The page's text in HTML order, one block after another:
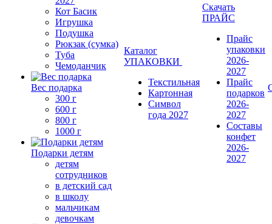
Кот Басик
Игрушка
Подушка
Рюкзак (сумка)
Туба
Чемоданчик
Вес подарка
300 г
600 г
800 г
1000 г
Подарки детям
детям
сотрудников
в детский сад
в школу
мальчикам
девочкам
Каталог
УПАКОВКИ
Текстильная
Картонная
Символ
года 2027
Скачать
ПРАЙС
Прайс
упаковки
2026-
2027
Прайс
подарков
2026-
2027
Составы
конфет
2026-
2027